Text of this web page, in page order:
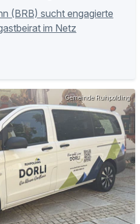
(BRB) sucht engagierte
im Netz
Gemeinde Ruhpolding